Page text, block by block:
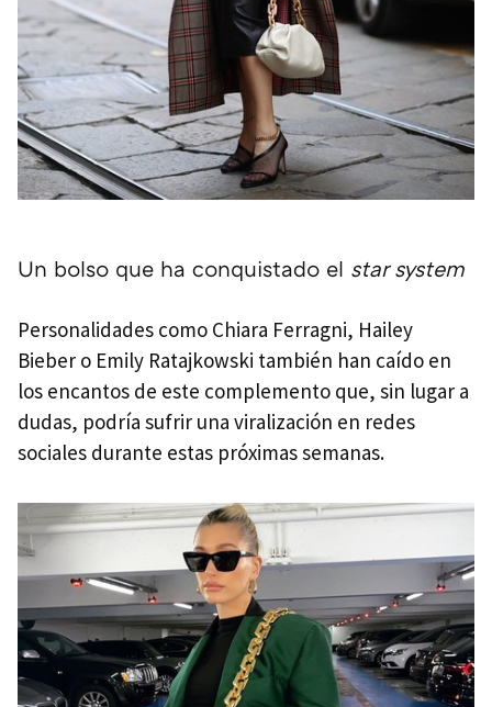
Un bolso que ha conquistado el star system
Personalidades como Chiara Ferragni, Hailey
Bieber o Emily Ratajkowski también han caído en
los encantos de este complemento que, sin lugar a
dudas, podría sufrir una viralización en redes
sociales durante estas próximas semanas.